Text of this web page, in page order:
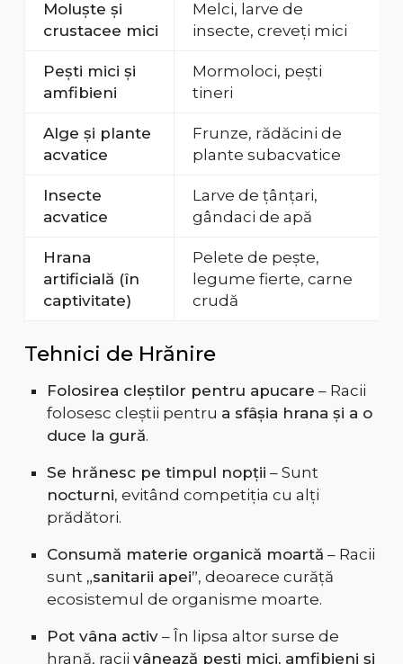
Moluște și
crustacee mici
Melci, larve de
insecte, creveți mici
Pești mici și
amfibieni
Mormoloci, pești
tineri
Alge și plante
acvatice
Frunze, rădăcini de
plante subacvatice
Insecte
acvatice
Larve de țânțari,
gândaci de apă
Hrana
artificială (în
captivitate)
Pelete de pește,
legume fierte, carne
crudă
Tehnici de Hrănire
Folosirea cleștilor pentru apucare – Racii
folosesc cleștii pentru a sfâșia hrana și a o
duce la gură.
Se hrănesc pe timpul nopții – Sunt
nocturni, evitând competiția cu alți
prădători.
Consumă materie organică moartă – Racii
sunt „sanitarii apei”, deoarece curăță
ecosistemul de organisme moarte.
Pot vâna activ– În lipsa altor surse de
hrană, racii vânează pești mici, amfibieni și